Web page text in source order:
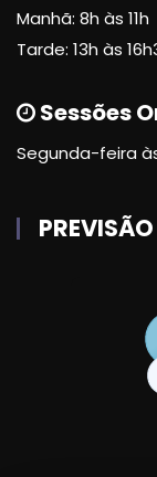
Manhã: 8h às 11h
Tarde: 13h às
Sessões
Segunda-feira